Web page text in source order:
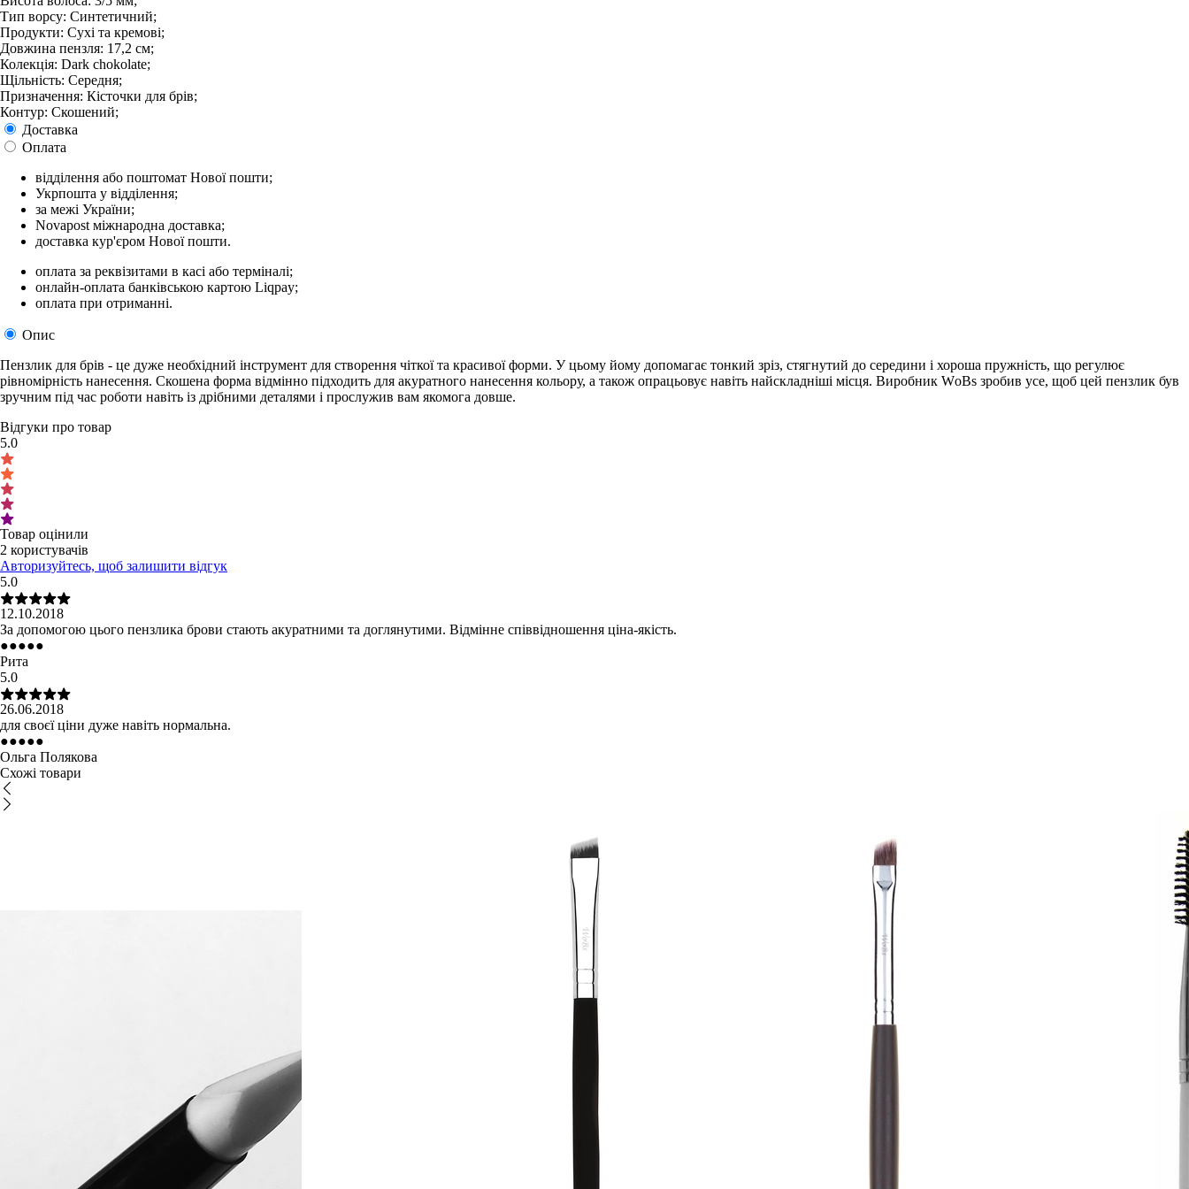
Тип ворсу: Синтетичний;
Продукти: Сухі та кремові;
Довжина пензля: 17,2 см;
Колекція: Dark chokolate;
Щільність: Середня;
Призначення: Кісточки для брів;
Контур: Скошений;
Доставка
Оплата
відділення або поштомат Нової пошти;
Укрпошта у відділення;
за межі України;
Novapost міжнародна доставка;
доставка кур'єром Нової пошти.
оплата за реквізитами в касі або терміналі;
онлайн-оплата банківською картою Liqpay;
оплата при отриманні.
Опис
Пензлик для брів - це дуже необхідний інструмент для створення чіткої та красивої форми. У цьому йому допомагає тонкий зріз, стягнутий до середини і хороша пружність, що регулює
рівномірність нанесення. Скошена форма відмінно підходить для акуратного нанесення кольору, а також опрацьовує навіть найскладніші місця. Виробник WоВs зробив усе, щоб цей пензлик був
зручним під час роботи навіть із дрібними деталями і прослужив вам якомога довше.
Відгуки про товар
5.0
Товар оцінили
2 користувачів
Авторизуйтесь, щоб залишити відгук
5.0
12.10.2018
За допомогою цього пензлика брови стають акуратними та доглянутими. Відмінне співвідношення ціна-якість.
●●●●●
Рита
5.0
26.06.2018
для своєї ціни дуже навіть нормальна.
●●●●●
Ольга Полякова
Схожі товари